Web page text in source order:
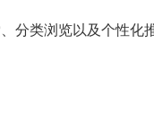
分类浏览以及个性